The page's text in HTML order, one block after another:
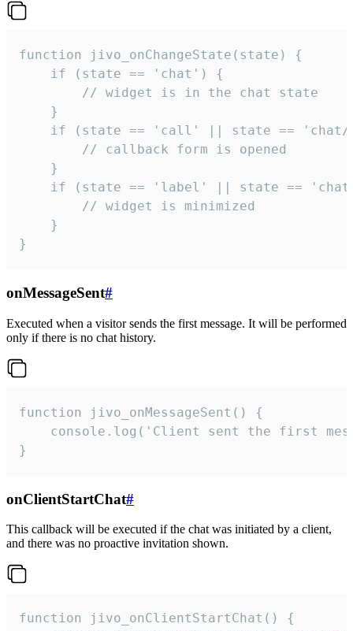
function jivo_onChangeState(state) {
    if (state == 'chat') {
        // widget is in the chat state
    }
if (state == 'call' || state ==
        // callback form is opened
    }
if (state == 'label' || state ==
        // widget is minimized
    }
}
onMessageSent#
Executed when a visitor sends the first message. It will be performed
only if there is no chat history.
function jivo_onMessageSent() {
console.log('Client sent the first
}
onClientStartChat#
This callback will be executed if the chat was initiated by a client,
and there was no proactive invitation shown.
function jivo_onClientStartChat() {